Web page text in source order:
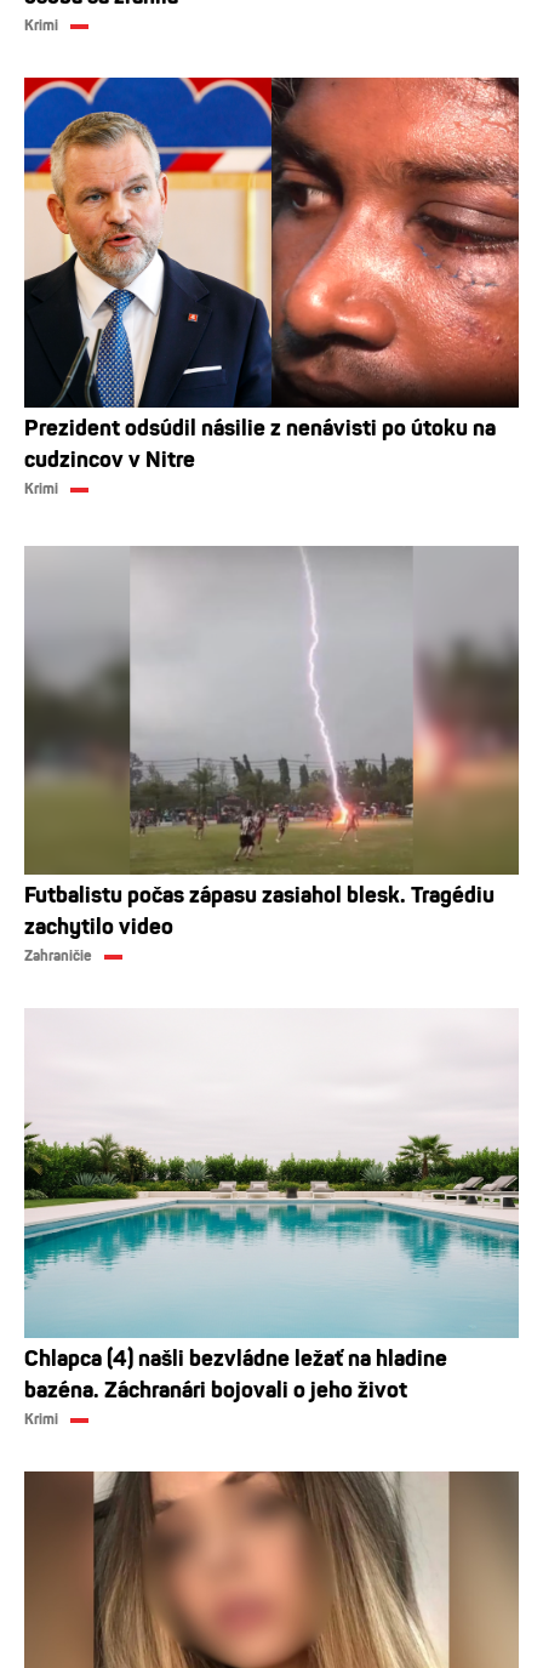
Krimi
Prezident odsúdil násilie z nenávisti po útoku na
cudzincov v Nitre
Krimi
Futbalistu počas zápasu zasiahol blesk. Tragédiu
zachytilo video
Zahraničie
Chlapca (4) našli bezvládne ležať na hladine
bazéna. Záchranári bojovali o jeho život
Krimi